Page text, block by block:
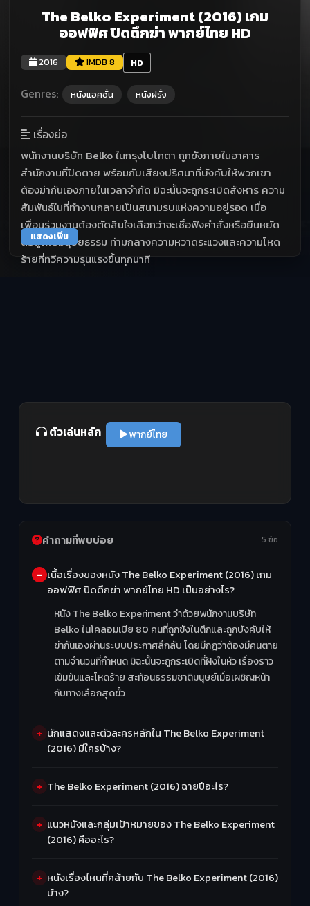
The Belko Experiment (2016) เกม
ออฟฟิศ ปิดตึกฆ่า พากย์ไทย HD
2016 IMDB 8 HD
Genres: หนังแอคชั่น หนังฝรั่ง
เรื่องย่อ
พนักงานบริษัท Belko ในกรุงโบโกตา ถูกขังภายในอาคาร
สำนักงานที่ปิดตาย พร้อมกับเสียงปริศนาที่บังคับให้พวกเขา
ต้องฆ่ากันเองภายในเวลาจำกัด มิฉะนั้นจะถูกระเบิดสังหาร ความ
สัมพันธ์ในที่ทำงานกลายเป็นสนามรบแห่งความอยู่รอด เมื่อ
เพื่อนร่วมงานต้องตัดสินใจเลือกว่าจะเชื่อฟังคำสั่งหรือยืนหยัด
ต่อสู้เพื่อมนุษยธรรม ท่ามกลางความหวาดระแวงและความโหด
ร้ายที่ทวีความรุนแรงขึ้นทุกนาที
แสดงเพิ่ม
ตัวเล่นหลัก พากย์ไทย
คำถามที่พบบ่อย 5 ข้อ
เนื้อเรื่องของหนัง The Belko Experiment (2016) เกม
ออฟฟิศ ปิดตึกฆ่า พากย์ไทย HD เป็นอย่างไร?
หนัง The Belko Experiment ว่าด้วยพนักงานบริษัท
Belko ในโคลอมเบีย 80 คนที่ถูกขังในตึกและถูกบังคับให้
ฆ่ากันเองผ่านระบบประกาศลึกลับ โดยมีกฎว่าต้องมีคนตาย
ตามจำนวนที่กำหนด มิฉะนั้นจะถูกระเบิดที่ฝังในหัว เรื่องราว
เข้มข้นและโหดร้าย สะท้อนธรรมชาติมนุษย์เมื่อเผชิญหน้า
กับทางเลือกสุดขั้ว
นักแสดงและตัวละครหลักใน The Belko Experiment
(2016) มีใครบ้าง?
The Belko Experiment (2016) ฉายปีอะไร?
แนวหนังและกลุ่มเป้าหมายของ The Belko Experiment
(2016) คืออะไร?
หนังเรื่องไหนที่คล้ายกับ The Belko Experiment (2016)
บ้าง?